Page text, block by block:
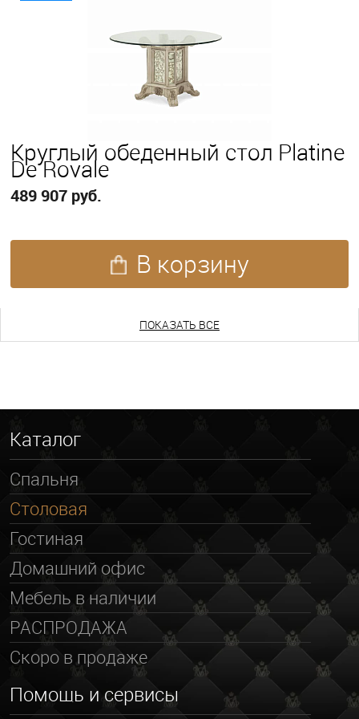
Круглый обеденный стол Platine
De Royale
489 907 руб.
В корзину
ПОКАЗАТЬ ЕЩЕ
ПОКАЗАТЬ ВСЕ
Каталог
Спальня
Столовая
Гостиная
Домашний офис
Мебель в наличии
РАСПРОДАЖА
Скоро в продаже
Помощь и сервисы